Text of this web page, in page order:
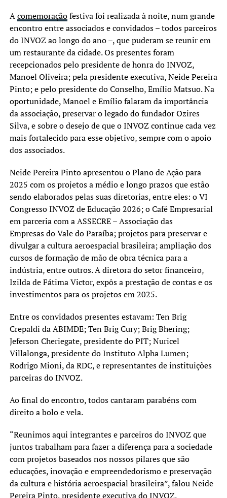
Acomemoraçãofestiva foi realizada à noite, num grande
encontro entre associados e convidados – todos parceiros
do INVOZ ao longo do ano –, que puderam se reunir em
um restaurante da cidade. Os presentes foram
recepcionados pelo presidente de honra do INVOZ,
Manoel Oliveira; pela presidente executiva, Neide Pereira
Pinto; e pelo presidente do Conselho, Emílio Matsuo. Na
oportunidade, Manoel e Emílio falaram da importância
da associação, preservar o legado do fundador Ozires
Silva, e sobre o desejo de que o INVOZ continue cada vez
mais fortalecido para esse objetivo, sempre com o apoio
dos associados.
Neide Pereira Pinto apresentou o Plano de Ação para
2025 com os projetos a médio e longo prazos que estão
sendo elaborados pelas suas diretorias, entre eles: o VI
Congresso INVOZ de Educação 2026; o Café Empresarial
em parceria com a ASSECRE – Associação das
Empresas do Vale do Paraíba; projetos para preservar e
divulgar a cultura aeroespacial brasileira; ampliação dos
cursos de formação de mão de obra técnica para a
indústria, entre outros. A diretora do setor financeiro,
Izilda de Fátima Victor, expôs a prestação de contas e os
investimentos para os projetos em 2025.
Entre os convidados presentes estavam: Ten Brig
Crepaldi da ABIMDE; Ten Brig Cury; Brig Bhering;
Jeferson Cheriegate, presidente do PIT; Nuricel
Villalonga, presidente do Instituto Alpha Lumen;
Rodrigo Mioni, da RDC, e representantes de instituições
parceiras do INVOZ.
Ao final do encontro, todos cantaram parabéns com
direito a bolo e vela.
“Reunimos aqui integrantes e parceiros do INVOZ que
juntos trabalham para fazer a diferença para a sociedade
com projetos baseados nos nossos pilares que são
educações, inovação e empreendedorismo e preservação
da cultura e história aeroespacial brasileira”, falou Neide
Pereira Pinto, presidente executiva do INVOZ.